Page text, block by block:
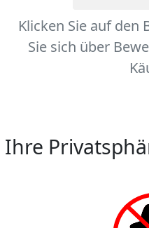
Klicken Sie auf
Sie sich über
Ihre